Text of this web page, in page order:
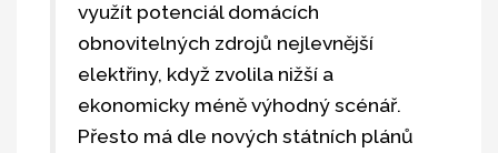
využít potenciál domácích
obnovitelných zdrojů nejlevnější
elektřiny, když zvolila nižší a
ekonomicky méně výhodný scénář.
Přesto má dle nových státních plánů